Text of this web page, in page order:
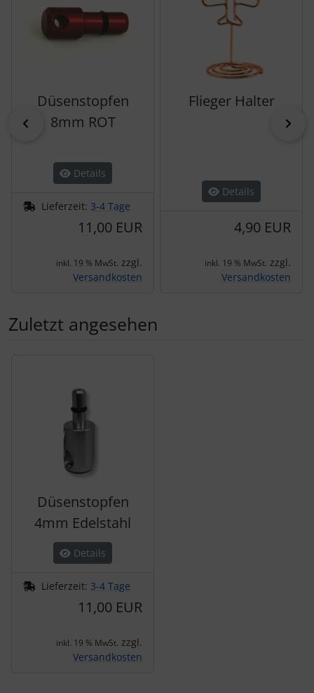
zurück
Düsenstopfen
8mm ROT
Details
Lieferzeit: 3-4 Tage
11,00 EUR
inkl. 19 % MwSt. zzgl.
Versandkosten
Flieger Halter
Details
4,90 EUR
inkl. 19 % MwSt. zzgl.
Versandkosten
Zuletzt angesehen
Düsenstopfen
4mm Edelstahl
Details
Lieferzeit: 3-4 Tage
11,00 EUR
inkl. 19 % MwSt. zzgl.
Versandkosten